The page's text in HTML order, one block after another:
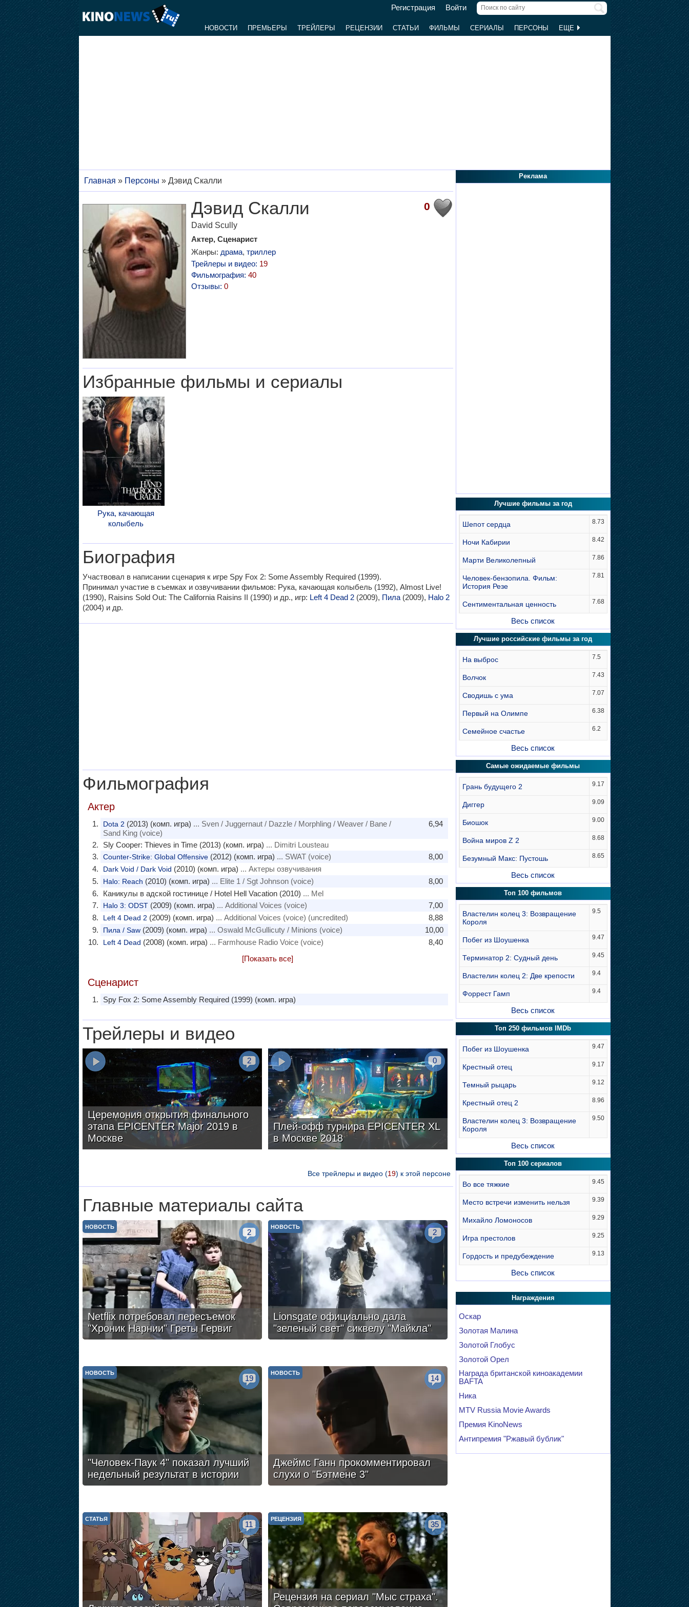
Регистрация Войти
НОВОСТИ ПРЕМЬЕРЫ ТРЕЙЛЕРЫ РЕЦЕНЗИИ СТАТЬИ ФИЛЬМЫ СЕРИАЛЫ ПЕРСОНЫ ЕЩЕ
Главная » Персоны » Дэвид Скалли
0
Дэвид Скалли
David Scully
Актер, Сценарист
Жанры: драма, триллер
Трейлеры и видео: 19
Фильмография: 40
Отзывы: 0
Избранные фильмы и сериалы
Рука, качающая
колыбель
Биография
Участвовал в написании сценария к игре Spy Fox 2: Some Assembly Required (1999).
Принимал участие в съемках и озвучивании фильмов: Рука, качающая колыбель (1992), Almost Live!
(1990), Raisins Sold Out: The California Raisins II (1990) и др., игр: Left 4 Dead 2(2009), Пила(2009), Halo 2
(2004) и др.
Фильмография
Актер
6,94
Dota 2 (2013) (комп. игра) ... Sven / Juggernaut / Dazzle / Morphling / Weaver / Bane /
Sand King (voice)
Sly Cooper: Thieves in Time (2013) (комп. игра) ... Dimitri Lousteau
8,00
Counter-Strike: Global Offensive(2012) (комп. игра) ... SWAT (voice)
Dark Void / Dark Void (2010) (комп. игра) ... Актеры озвучивания
8,00
Halo: Reach (2010) (комп. игра) ... Elite 1 / Sgt Johnson (voice)
Каникулы в адской гостинице / Hotel Hell Vacation (2010) ... Mel
7,00
Halo 3: ODST(2009) (комп. игра) ... Additional Voices (voice)
8,88
Left 4 Dead 2 (2009) (комп. игра) ... Additional Voices (voice) (uncredited)
10,00
Пила / Saw(2009) (комп. игра) ... Oswald McGullicuty / Minions (voice)
8,40
Left 4 Dead (2008) (комп. игра) ... Farmhouse Radio Voice (voice)
[Показать все]
Сценарист
Spy Fox 2: Some Assembly Required (1999) (комп. игра)
Трейлеры и видео
Церемония открытия финального
этапа EPICENTER Major 2019 в
Москве
2
Плей-офф турнира EPICENTER XL
в Москве 2018
0
Все трейлеры и видео (19) к этой персоне
Главные материалы сайта
Netflix потребовал пересъемок
"Хроник Нарнии" Греты Гервиг
НОВОСТЬ
2
Lionsgate официально дала
"зеленый свет" сиквелу "Майкла"
НОВОСТЬ
2
"Человек-Паук 4" показал лучший
недельный результат в истории
НОВОСТЬ
19
Джеймс Ганн прокомментировал
слухи о "Бэтмене 3"
НОВОСТЬ
14
СТАТЬЯ
11
Рецензия на сериал "Мыс страха".
РЕЦЕНЗИЯ
35
Реклама
Лучшие фильмы за год
Шепот сердца 8.73
Ночи Кабирии 8.42
Марти Великолепный 7.86
Человек-бензопила. Фильм:
История Резе
7.81
Сентиментальная ценность 7.68
Весь список
Лучшие российские фильмы за год
На выброс 7.5
Волчок 7.43
Сводишь с ума 7.07
Первый на Олимпе 6.38
Семейное счастье 6.2
Весь список
Самые ожидаемые фильмы
Грань будущего 2 9.17
Диггер 9.09
Биошок 9.00
Война миров Z 2 8.68
Безумный Макс: Пустошь 8.65
Весь список
Топ 100 фильмов
Властелин колец 3: Возвращение
Короля
9.5
Побег из Шоушенка 9.47
Терминатор 2: Судный день 9.45
Властелин колец 2: Две крепости 9.4
Форрест Гамп 9.4
Весь список
Топ 250 фильмов IMDb
Побег из Шоушенка 9.47
Крестный отец 9.17
Темный рыцарь 9.12
Крестный отец 2 8.96
Властелин колец 3: Возвращение
Короля
9.50
Весь список
Топ 100 сериалов
Во все тяжкие 9.45
Место встречи изменить нельзя 9.39
Михайло Ломоносов 9.29
Игра престолов 9.25
Гордость и предубеждение 9.13
Весь список
Награждения
Оскар
Золотая Малина
Золотой Глобус
Золотой Орел
Награда британской киноакадемии
BAFTA
Ника
MTV Russia Movie Awards
Премия KinoNews
Антипремия "Ржавый бублик"